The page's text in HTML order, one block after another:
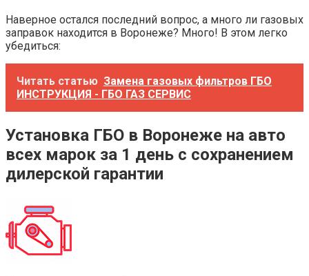
Наверное остался последний вопрос, а много ли газовых
заправок находится в Воронеже? Много! В этом легко
убедиться:
Читать статью Замена газовых фильтров ГБО
ИНСТРУКЦИЯ - ГБО ГАЗ СЕРВИС
Установка ГБО в Воронеже на авто
всех марок за 1 день с сохранением
дилерской гарантии